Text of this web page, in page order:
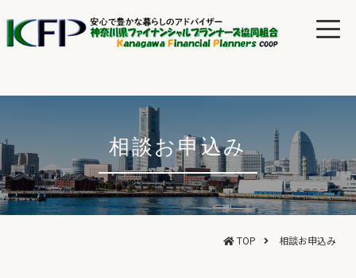
相談お申込み
TOP 相談お申込み